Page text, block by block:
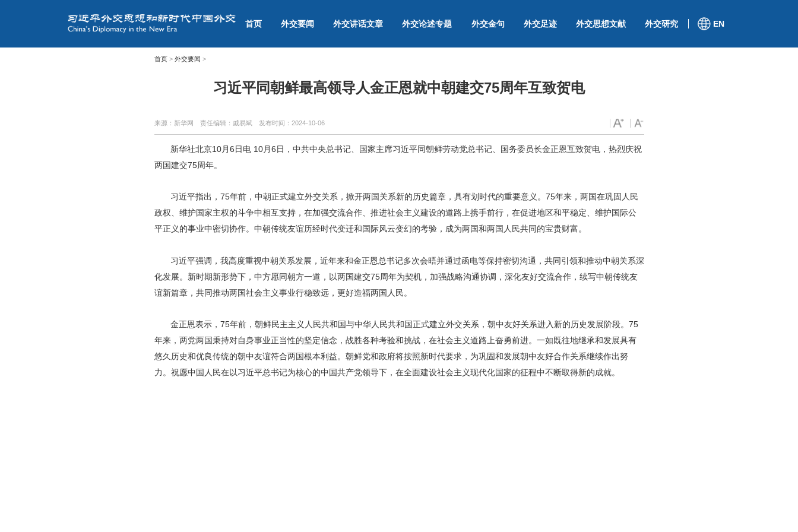
首页 外交要闻 外交讲话文章 外交论述专题 外交金句 外交足迹 外交思想文献 外交研究 EN
首页> 外交要闻 >
习近平同朝鲜最高领导人金正恩就中朝建交75周年互致贺电
来源：新华网 责任编辑：戚易斌 发布时间： 2024-10-06
新华社北京10月6日电 10月6日，中共中央总书记、国家主席习近平同朝鲜劳动党总书记、国务委员长金正恩互致贺电，热烈庆祝
两国建交75周年。
习近平指出，75年前，中朝正式建立外交关系，掀开两国关系新的历史篇章，具有划时代的重要意义。75年来，两国在巩固人民
政权、维护国家主权的斗争中相互支持，在加强交流合作、推进社会主义建设的道路上携手前行，在促进地区和平稳定、维护国际公
平正义的事业中密切协作。中朝传统友谊历经时代变迁和国际风云变幻的考验，成为两国和两国人民共同的宝贵财富。
习近平强调，我高度重视中朝关系发展，近年来和金正恩总书记多次会晤并通过函电等保持密切沟通，共同引领和推动中朝关系深
化发展。新时期新形势下，中方愿同朝方一道，以两国建交75周年为契机，加强战略沟通协调，深化友好交流合作，续写中朝传统友
谊新篇章，共同推动两国社会主义事业行稳致远，更好造福两国人民。
金正恩表示，75年前，朝鲜民主主义人民共和国与中华人民共和国正式建立外交关系，朝中友好关系进入新的历史发展阶段。75
年来，两党两国秉持对自身事业正当性的坚定信念，战胜各种考验和挑战，在社会主义道路上奋勇前进。一如既往地继承和发展具有
悠久历史和优良传统的朝中友谊符合两国根本利益。朝鲜党和政府将按照新时代要求，为巩固和发展朝中友好合作关系继续作出努
力。祝愿中国人民在以习近平总书记为核心的中国共产党领导下，在全面建设社会主义现代化国家的征程中不断取得新的成就。